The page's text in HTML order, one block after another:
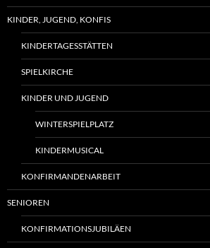
KINDER, JUGEND, KONFIS
KINDERTAGESSTÄTTEN
SPIELKIRCHE
KINDER UND JUGEND
WINTERSPIELPLATZ
KINDERMUSICAL
KONFIRMANDENARBEIT
SENIOREN
KONFIRMATIONSJUBILÄEN